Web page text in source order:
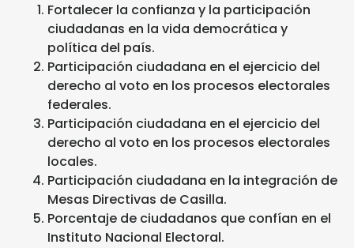
Fortalecer la confianza y la participación
ciudadanas en la vida democrática y
política del país.
Participación ciudadana en el ejercicio del
derecho al voto en los procesos electorales
federales.
Participación ciudadana en el ejercicio del
derecho al voto en los procesos electorales
locales.
Participación ciudadana en la integración de
Mesas Directivas de Casilla.
Porcentaje de ciudadanos que confían en el
Instituto Nacional Electoral.